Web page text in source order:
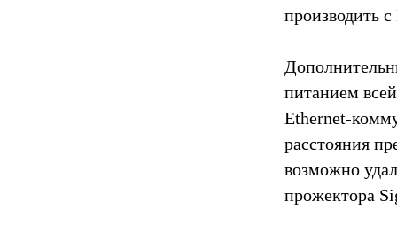
производить
питанием
Ethernet-
расстояния
возможно
прожектора